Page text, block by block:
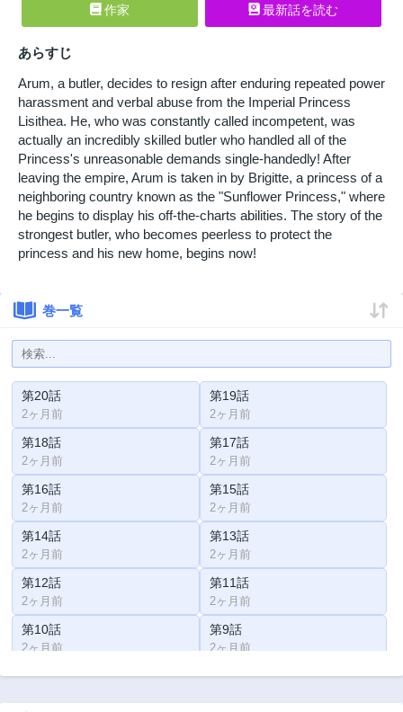
作家 最新話を読む
あらすじ
Arum, a butler, decides to resign after enduring repeated power
harassment and verbal abuse from the Imperial Princess
Lisithea. He, who was constantly called incompetent, was
actually an incredibly skilled butler who handled all of the
Princess's unreasonable demands single-handedly! After
leaving the empire, Arum is taken in by Brigitte, a princess of a
neighboring country known as the "Sunflower Princess," where
he begins to display his off-the-charts abilities. The story of the
strongest butler, who becomes peerless to protect the
princess and his new home, begins now!
巻一覧
第20話
2ヶ月前
第19話
2ヶ月前
第18話
2ヶ月前
第17話
2ヶ月前
第16話
2ヶ月前
第15話
2ヶ月前
第14話
2ヶ月前
第13話
2ヶ月前
第12話
2ヶ月前
第11話
2ヶ月前
第10話
2ヶ月前
第9話
2ヶ月前
第8話 第7話